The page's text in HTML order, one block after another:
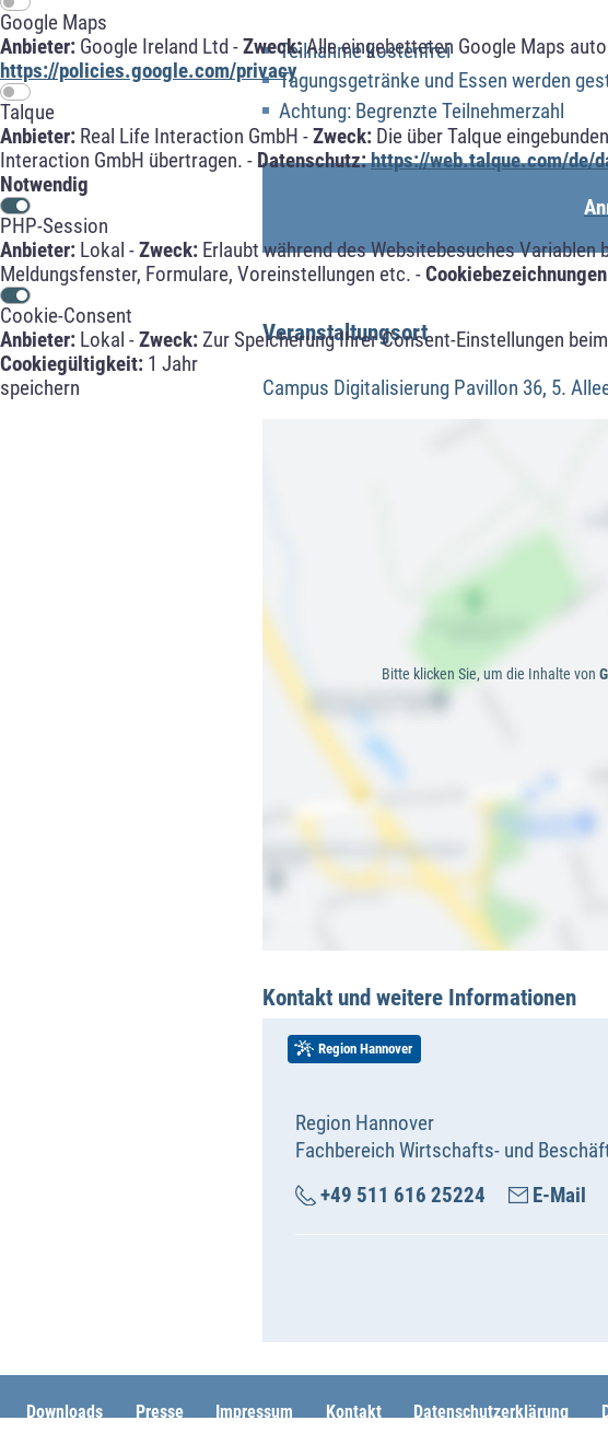
Google Maps
Anbieter: Google Ireland Ltd -Zweck:Alle eingebetteten Google Maps
https://policies.google.com/privacy
Talque
Anbieter: Real Life Interaction GmbH -Zweck: Die über Talque
Interaction GmbH übertragen. - Datenschutz:https://web.talque.com/de/
Notwendig
PHP-Session
Anbieter: Lokal -Zweck: Erlaubt während des Websitebesuches
Meldungsfenster, Formulare, Voreinstellungen etc. -
Cookie-Consent
Anbieter: Lokal -Zweck:Zur Speicherung Ihrer Consent-Einstellungen
Cookiegültigkeit: 1 Jahr
speichern
Teilnahme kostenfrei
Tagungsgetränke und Essen werden
Achtung: Begrenzte Teilnehmerzahl
Veranstaltungsort
Campus Digitalisierung Pavillon 36, 5.
Bitte klicken Sie, um die Inhalte von
Kontakt und weitere Informationen
Region Hannover
Region Hannover
Fachbereich Wirtschafts- und
+49 511 616 25224
E-Mail
Downloads Presse Impressum Kontakt Datenschutzerklärung